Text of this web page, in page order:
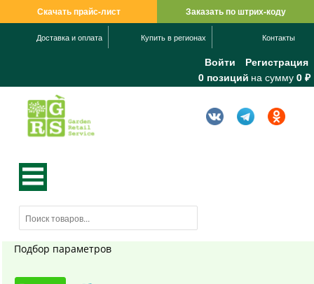
Скачать прайс-лист Заказать по штрих-коду
Доставка и оплата Купить в регионах Контакты
Войти
Регистрация
0 позиций на сумму 0 ₽
Подбор параметров